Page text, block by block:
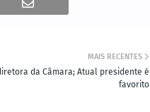
MAIS RECENTES
da Câmara; Atual presidente é
favorito